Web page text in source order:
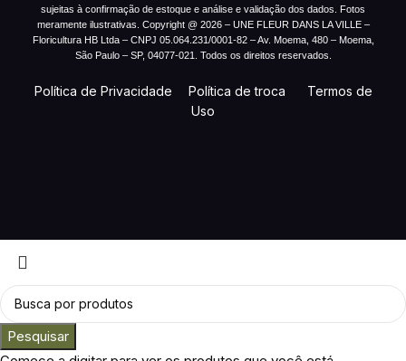
sujeitas à confirmação de estoque e análise e validação dos dados. Fotos
meramente ilustrativas. Copyright @ 2026 – UNE FLEUR DANS LA VILLE –
Floricultura HB Ltda – CNPJ 05.064.231/0001-82 – Av. Moema, 480 – Moema,
São Paulo – SP, 04077-021. Todos os direitos reservados.
Política de Privacidade Política de troca
Termos de
Uso
Pesquisar